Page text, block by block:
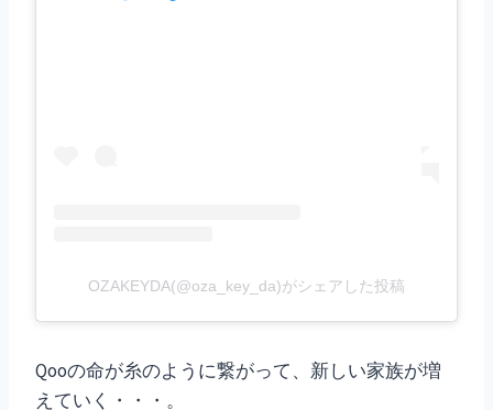
OZAKEYDA(@oza_key_da)がシェアした投稿
Qooの命が糸のように繋がって、新しい家族が増
えていく・・・。